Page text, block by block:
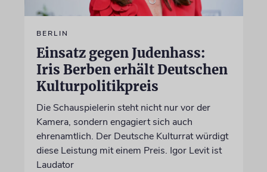
BERLIN
Einsatz gegen Judenhass:
Iris Berben erhält Deutschen
Kulturpolitikpreis
Die Schauspielerin steht nicht nur vor der
Kamera, sondern engagiert sich auch
ehrenamtlich. Der Deutsche Kulturrat würdigt
diese Leistung mit einem Preis. Igor Levit ist
Laudator